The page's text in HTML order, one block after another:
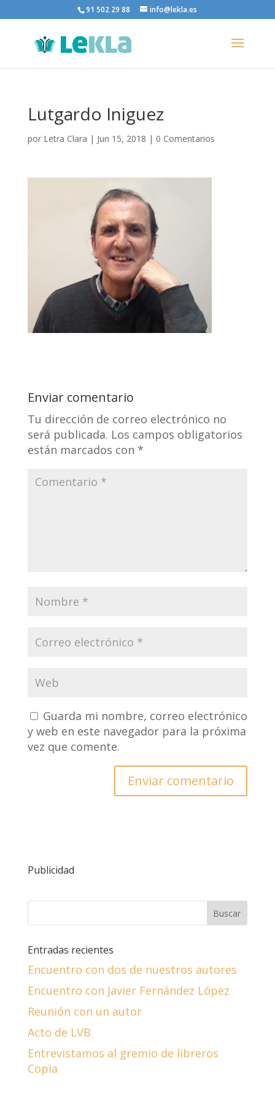
91 502 29 88 info@lekla.es
Lutgardo Iniguez
por Letra Clara | Jun 15, 2018 | 0 Comentarios
Enviar comentario
Tu dirección de correo electrónico no
será publicada. Los campos obligatorios
están marcados con *
Guarda mi nombre, correo electrónico
y web en este navegador para la próxima
vez que comente.
Publicidad
Entradas recientes
Encuentro con dos de nuestros autores
Encuentro con Javier Fernández López
Reunión con un autor
Acto de LVB
Entrevistamos al gremio de libreros
Copia